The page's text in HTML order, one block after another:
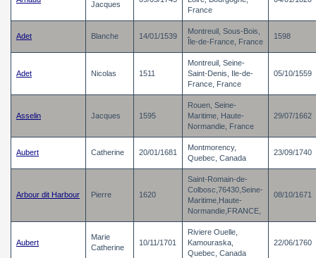
Jacques
France
Adet Blanche 14/01/1539
Montreuil, Sous-Bois,
Île-de-France, France
1598
Adet Nicolas 1511
Montreuil, Seine-
Saint-Denis, Ile-de-
France, France
05/10/1559
Asselin Jacques 1595
Rouen, Seine-
Maritime, Haute-
Normandie, France
29/07/1662
Aubert Catherine 20/01/1681
Montmorency,
Quebec, Canada
23/09/1740
Arbour dit Harbour Pierre 1620
Saint-Romain-de-
Colbosc,76430,Seine-
Maritime,Haute-
Normandie,FRANCE,
08/10/1671
Aubert
Marie
Catherine
10/11/1701
Riviere Ouelle,
Kamouraska,
Quebec, Canada
22/06/1760